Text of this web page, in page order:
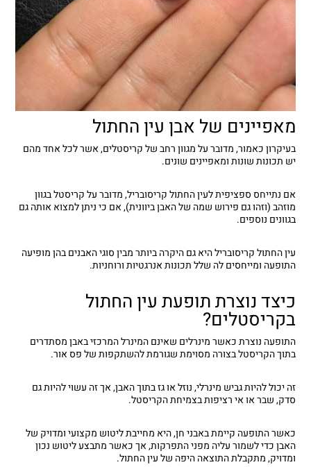
מאפיינים של אבן עין החתול
בעיקרון כאמור, מדובר על מגוון רחב של קריסטלים, אשר לכל אחד מהם
יש תכונות שונות ומאפיינים שונים.
אם נתייחס ספציפית לעין החתול קריסובריל, מדובר על קריסטל בגוון
מוזהב (וזהו גם פירוש שמה של האבן ביוונית), אם כי ניתן למצוא אותה גם
בגוונים נוספים.
עין החתול קריסובריל היא גם היקרה ביותר מבין סוגי האבנים בהן מופיעה
התופעה ומייחסים לה שלל תכונות אנרגטיות ורוחניות.
כיצד נוצרת תופעת עין החתול
בקריסטלים?
התופעה נוצרת כאשר מינרלים שאינם המינרל המרכזי באבן מסתדרים
בתוך הקריסטל בצורה מסוימת שגורמת להשתקפות של פס אור.
זה יכול להיות גביש מינרלי, נוזל או גז בתוך האבן, אך זה עשוי להיות גם
סדק, שבר או אי רציפות בצמיחת הקריסטל.
כאשר התופעה קיימת באבני חן, היא מחייבת ליטוש מקצועי ומדויק של
האבן כדי לשמור עליה מפני התפרקות, אך כאשר מתבצע ליטוש נכון
ומדויק, מתקבלת התוצאה היפה של עין החתול.